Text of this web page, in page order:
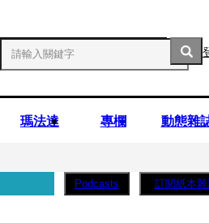
瑪法達 專欄 動態雜
Podcasts 訂閱紙本